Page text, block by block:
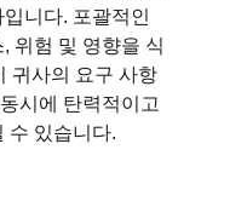
니다. 포괄적인
위험 및 영향을 식
귀사의 요구 사항
시에 탄력적이고
수 있습니다.